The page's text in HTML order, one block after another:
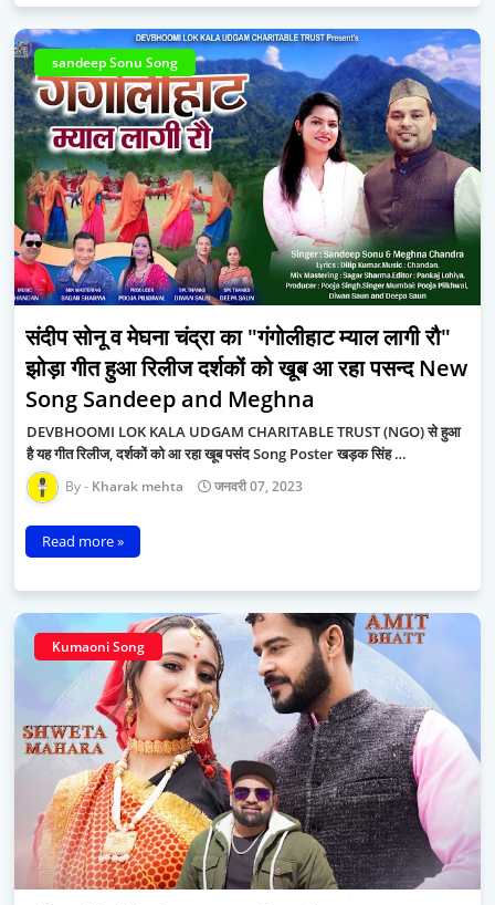
sandeep Sonu Song
संदीप सोनू व मेघना चंद्रा का "गंगोलीहाट म्याल लागी रौ"
झोड़ा गीत हुआ रिलीज दर्शकों को खूब आ रहा पसन्द New
Song Sandeep and Meghna
DEVBHOOMI LOK KALA UDGAM CHARITABLE TRUST (NGO) से हुआ
है यह गीत रिलीज, दर्शकों को आ रहा खूब पसंद Song Poster खड़क सिंह …
Kharak mehta जनवरी 07, 2023
Read more »
Kumaoni Song